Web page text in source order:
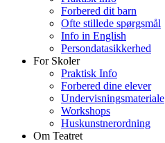
Forbered dit barn
Ofte stillede spørgsmål
Info in English
Persondatasikkerhed
For Skoler
Praktisk Info
Forbered dine elever
Undervisningsmateriale
Workshops
Huskunstnerordning
Om Teatret